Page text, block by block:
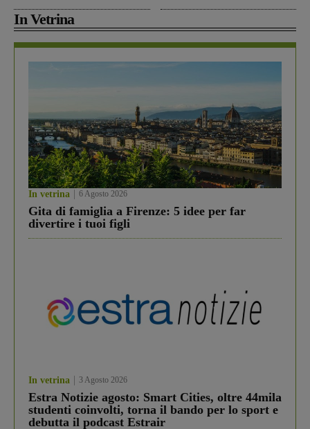
In Vetrina
In vetrina 6 Agosto 2026
Gita di famiglia a Firenze: 5 idee per far
divertire i tuoi figli
In vetrina 3 Agosto 2026
Estra Notizie agosto: Smart Cities, oltre 44mila
studenti coinvolti, torna il bando per lo sport e
debutta il podcast Estrair